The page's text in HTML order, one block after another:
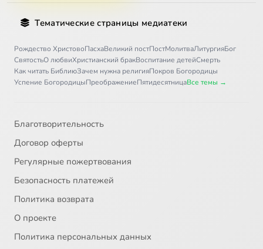
Тематические страницы медиатеки
Рождество ХристовоПасхаВеликий постПостМолитваЛитургияБог
СвятостьО любвиХристианский бракВоспитание детейСмерть
Как читать БиблиюЗачем нужна религияПокров Богородицы
Успение БогородицыПреображениеПятидесятницаВсе темы →
Благотворительность
Договор оферты
Регулярные пожертвования
Безопасность платежей
Политика возврата
О проекте
Политика персональных данных